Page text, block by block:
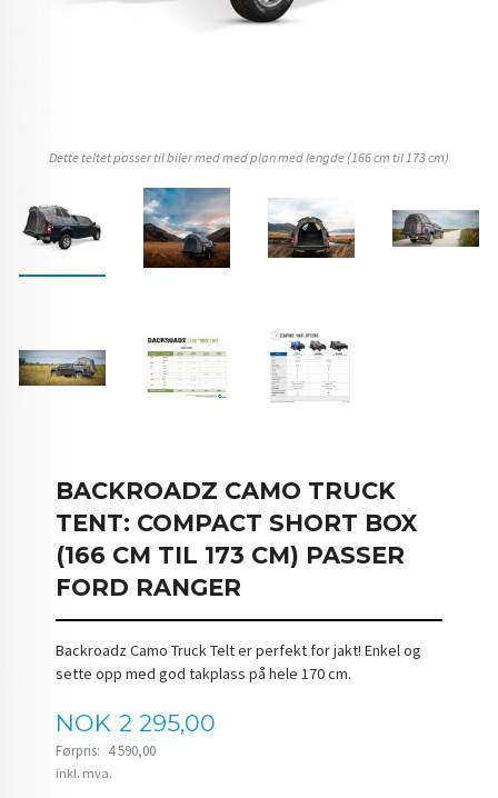
Dette teltet passer til biler med med plan med lengde (166 cm til 173 cm)
BACKROADZ CAMO TRUCK
TENT: COMPACT SHORT BOX
(166 CM TIL 173 CM) PASSER
FORD RANGER
Backroadz Camo Truck Telt er perfekt for jakt! Enkel og
sette opp med god takplass på hele 170 cm.
Tilbud
NOK 2 295,00
Førpris: 4 590,00
Rabatt
inkl. mva.